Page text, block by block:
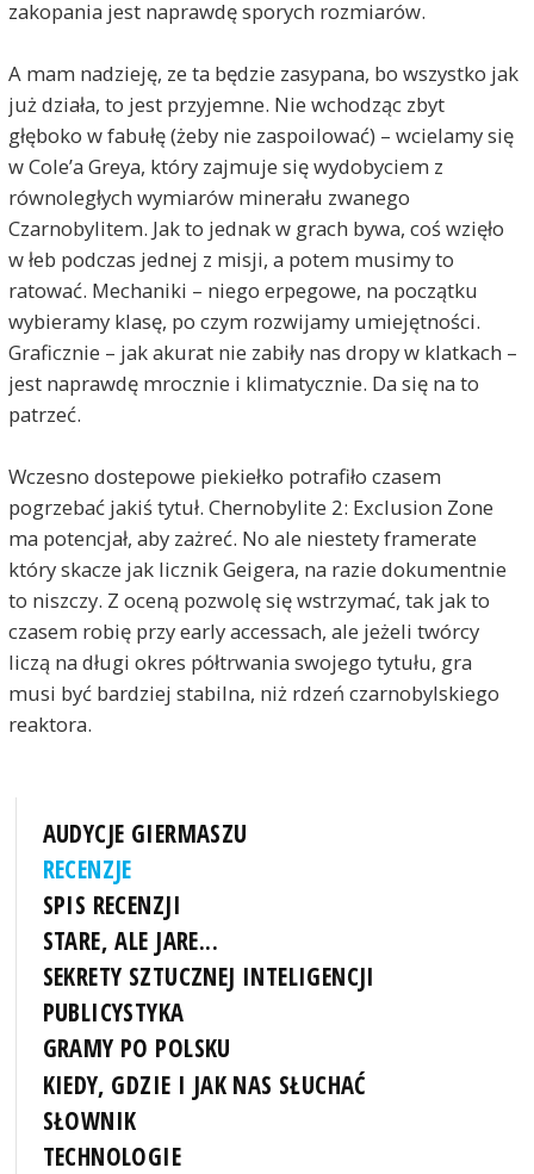
zakopania jest naprawdę sporych rozmiarów.
A mam nadzieję, ze ta będzie zasypana, bo wszystko jak
już działa, to jest przyjemne. Nie wchodząc zbyt
głęboko w fabułę (żeby nie zaspoilować) – wcielamy się
w Cole’a Greya, który zajmuje się wydobyciem z
równoległych wymiarów minerału zwanego
Czarnobylitem. Jak to jednak w grach bywa, coś wzięło
w łeb podczas jednej z misji, a potem musimy to
ratować. Mechaniki – niego erpegowe, na początku
wybieramy klasę, po czym rozwijamy umiejętności.
Graficznie – jak akurat nie zabiły nas dropy w klatkach –
jest naprawdę mrocznie i klimatycznie. Da się na to
patrzeć.
Wczesno dostepowe piekiełko potrafiło czasem
pogrzebać jakiś tytuł. Chernobylite 2: Exclusion Zone
ma potencjał, aby zażreć. No ale niestety framerate
który skacze jak licznik Geigera, na razie dokumentnie
to niszczy. Z oceną pozwolę się wstrzymać, tak jak to
czasem robię przy early accessach, ale jeżeli twórcy
liczą na długi okres półtrwania swojego tytułu, gra
musi być bardziej stabilna, niż rdzeń czarnobylskiego
reaktora.
AUDYCJE GIERMASZU
RECENZJE
SPIS RECENZJI
STARE, ALE JARE...
SEKRETY SZTUCZNEJ INTELIGENCJI
PUBLICYSTYKA
GRAMY PO POLSKU
KIEDY, GDZIE I JAK NAS SŁUCHAĆ
SŁOWNIK
TECHNOLOGIE